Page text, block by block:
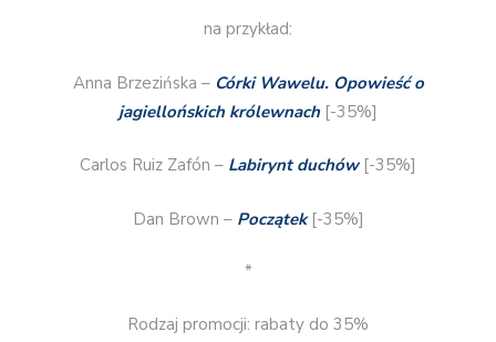
na przykład:
Anna Brzezińska – Córki Wawelu. Opowieść o
jagiellońskich królewnach[-35%]
Carlos Ruiz Zafón – Labirynt duchów[-35%]
Dan Brown – Początek[-35%]
*
Rodzaj promocji: rabaty do 35%